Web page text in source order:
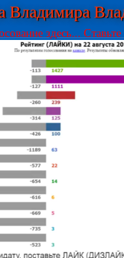
Владимира
здесь...